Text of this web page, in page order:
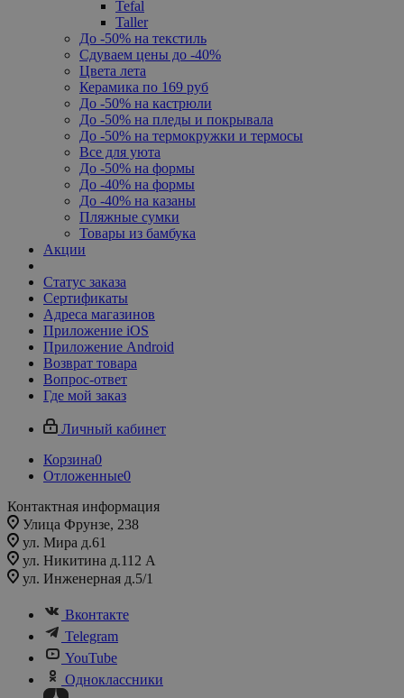
Tefal
Taller
До -50% на текстиль
Сдуваем цены до -40%
Цвета лета
Керамика по 169 руб
До -50% на кастрюли
До -50% на пледы и покрывала
До -50% на термокружки и термосы
Все для уюта
До -50% на формы
До -40% на формы
До -40% на казаны
Пляжные сумки
Товары из бамбука
Акции
Статус заказа
Сертификаты
Адреса магазинов
Приложение iOS
Приложение Android
Возврат товара
Вопрос-ответ
Где мой заказ
Личный кабинет
Корзина0
Отложенные0
Контактная информация
Улица Фрунзе, 238​
ул. Мира д.61
ул. Никитина д.112 А
ул. Инженерная д.5/1
Вконтакте
Telegram
YouTube
Одноклассники